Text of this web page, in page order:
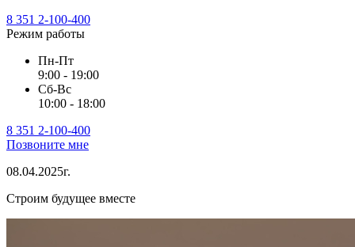
8 351 2-100-400
Режим работы
Пн-Пт
9:00 - 19:00
Сб-Вс
10:00 - 18:00
8 351 2-100-400
Позвоните мне
08.04.2025г.
Строим будущее вместе